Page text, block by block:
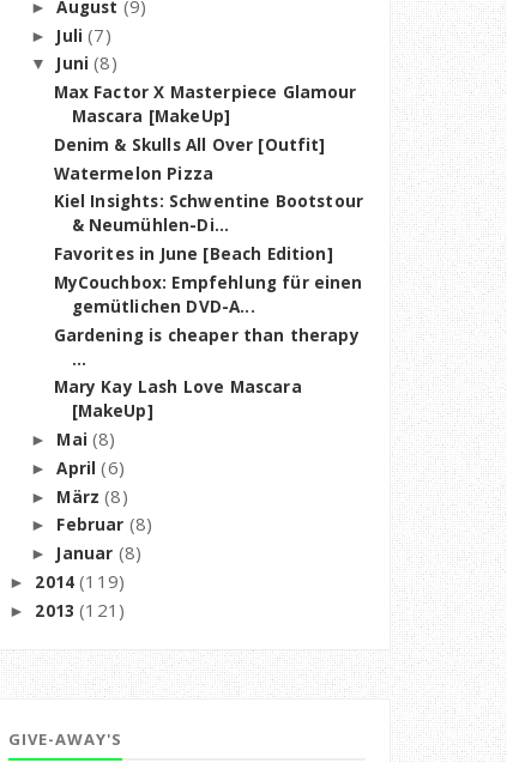
►August (9)
► Juli(7)
▼ Juni(8)
Max Factor X Masterpiece Glamour
Mascara [MakeUp]
Denim & Skulls All Over [Outfit]
Watermelon Pizza
Kiel Insights: Schwentine Bootstour
& Neumühlen-Di...
Favorites in June [Beach Edition]
MyCouchbox: Empfehlung für einen
gemütlichen DVD-A...
Gardening is cheaper than therapy
...
Mary Kay Lash Love Mascara
[MakeUp]
► Mai(8)
►April(6)
► März(8)
► Februar (8)
► Januar (8)
► 2014(119)
► 2013(121)
GIVE-AWAY'S